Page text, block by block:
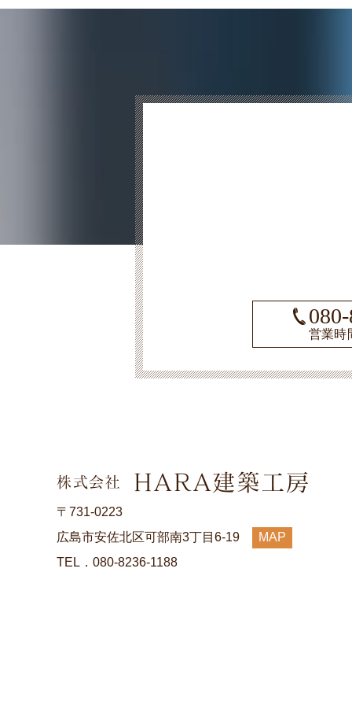
営業時
〒731-0223
広島市安佐北区可部南3丁目6-19
MAP
TEL．080-8236-1188